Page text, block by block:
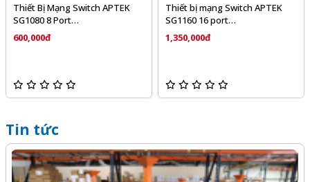
Thiết Bị Mạng Switch APTEK
SG1080 8 Port
10/100/1000Mbps
600,000đ
Thiết bị mạng Switch APTEK
SG1160 16 port
10/100/1000Mbps
1,350,000đ
Tin tức